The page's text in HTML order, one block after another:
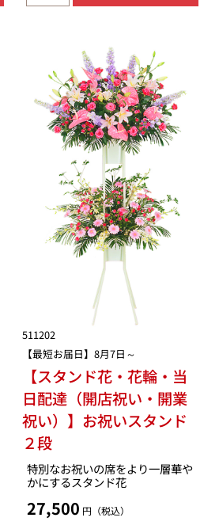
511202
【最短お届日】8月7日～
【スタンド花・花輪・当
日配達（開店祝い・開業
祝い）】お祝いスタンド
２段
特別なお祝いの席をより一層華や
かにするスタンド花
27,500 円（税込）